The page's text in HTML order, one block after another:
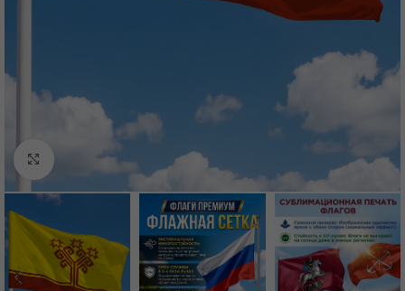
Нажмите, чтобы увеличить